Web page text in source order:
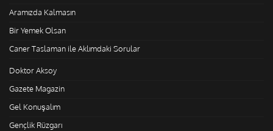
Aramızda Kalmasın
Bir Yemek Olsan
Caner Taslaman ile Aklımdaki Sorular
Doktor Aksoy
Gazete Magazin
Gel Konuşalım
Gençlik Rüzgarı